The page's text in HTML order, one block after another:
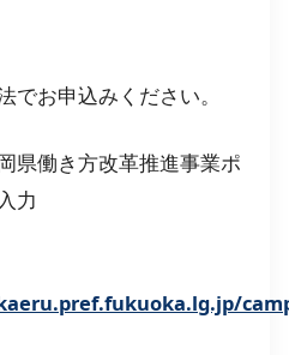
お申込みください。
県働き方改革推進事業ポ
力